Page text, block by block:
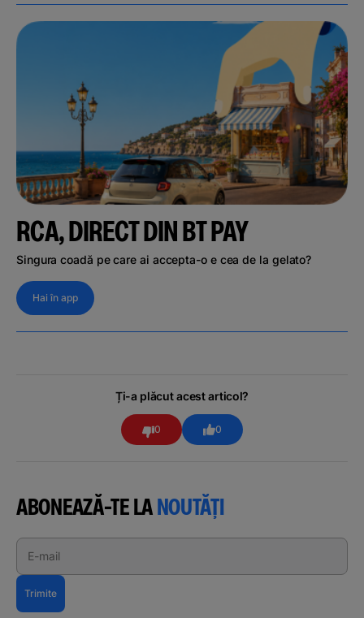
RCA, DIRECT DIN BT PAY
Singura coadă pe care ai accepta-o e cea de la gelato?
Hai în app
Ți-a plăcut acest articol?
0 0
ABONEAZĂ-TE LANOUTĂȚI
E-mail
Trimite